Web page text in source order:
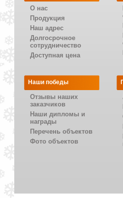
О нас
Продукция
Наш адрес
Долгосрочное
сотрудничество
Доступная цена
Наши победы
Отзывы наших
заказчиков
Наши дипломы и
награды
Перечень объектов
Фото объектов